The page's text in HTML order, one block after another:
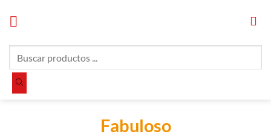
productos
Fabuloso